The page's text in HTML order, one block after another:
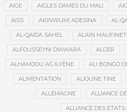
AIGE AIGLES DAMES DU MALI
AISS AKINWUMI ADESINA AL-
AL-QAÏDA SAHEL ALAIN MAUFINET
ALFOUSSEYNI DIAWARA ALGER
ALHAMDOU AG ILYÈNE ALI BONGO
ALIMENTATION ALIOUNE TINE
ALLEMAGNE ALLIANCE
ALLIANCE DES